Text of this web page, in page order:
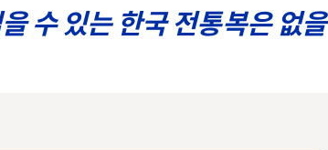
수 있는 한국 전통복은 없을